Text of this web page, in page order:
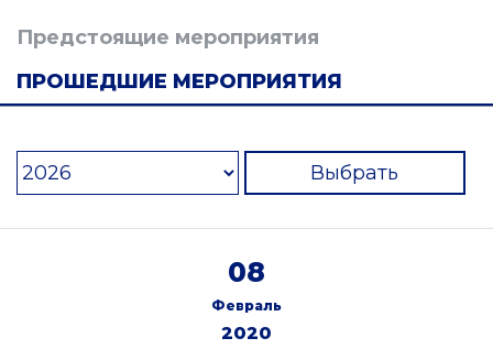
Предстоящие мероприятия
ПРОШЕДШИЕ МЕРОПРИЯТИЯ
Выбрать
08
Февраль
2020